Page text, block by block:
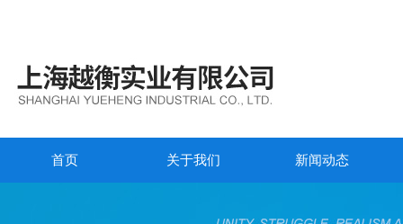
首页 关于我们 新闻动态